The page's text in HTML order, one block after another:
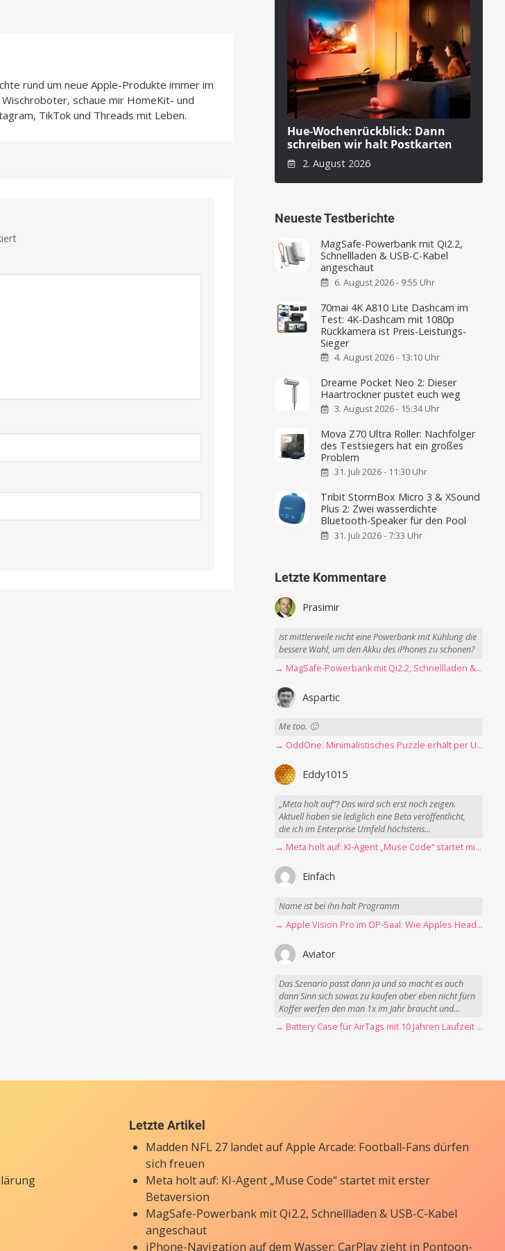
rund um neue Apple-Produkte immer im
schaue mir HomeKit- und
TikTok und Threads mit Leben.
Hue-Wochenrückblick: Dann
schreiben wir halt Postkarten
2. August 2026
Neueste Testberichte
MagSafe-Powerbank mit Qi2.2,
Schnellladen & USB-C-Kabel
angeschaut
6. August 2026 - 9:55 Uhr
70mai 4K A810 Lite Dashcam im
Test: 4K-Dashcam mit 1080p
Rückkamera ist Preis-Leistungs-
Sieger
4. August 2026 - 13:10 Uhr
Dreame Pocket Neo 2: Dieser
Haartrockner pustet euch weg
3. August 2026 - 15:34 Uhr
Mova Z70 Ultra Roller: Nachfolger
des Testsiegers hat ein großes
Problem
31. Juli 2026 - 11:30 Uhr
Tribit StormBox Micro 3 & XSound
Plus 2: Zwei wasserdichte
Bluetooth-Speaker für den Pool
31. Juli 2026 - 7:33 Uhr
Letzte Kommentare
Prasimir
Ist mittlerweile nicht eine Powerbank mit Kühlung die
bessere Wahl, um den Akku des iPhones zu schonen?
→ MagSafe-Powerbank mit Qi2.2, Schnellladen & USB-C-Kabel angeschaut
Aspartic
Me too. 🙂
→ OddOne: Minimalistisches Puzzle erhält per Update 150 neue Level
Eddy1015
„Meta holt auf“? Das wird sich erst noch zeigen.
Aktuell haben sie lediglich eine Beta veröffentlicht,
die ich im Enterprise Umfeld höchstens...
→ Meta holt auf: KI-Agent „Muse Code“ startet mit erster Betaversion
Einfach
Name ist bei ihn halt Programm
→ Apple Vision Pro im OP-Saal: Wie Apples Headset Operationen beschleunigt
Aviator
Das Szenario passt dann ja und so macht es auch
dann Sinn sich sowas zu kaufen aber eben nicht fürn
Koffer werfen den man 1x im Jahr braucht und...
→ Battery Case für AirTags mit 10 Jahren Laufzeit jetzt nur 12,89 Euro
Letzte Artikel
Madden NFL 27 landet auf Apple Arcade: Football-Fans dürfen
sich freuen
Meta holt auf: KI-Agent „Muse Code“ startet mit erster
Betaversion
MagSafe-Powerbank mit Qi2.2, Schnellladen & USB-C-Kabel
angeschaut
iPhone-Navigation auf dem Wasser: CarPlay zieht in Pontoon-